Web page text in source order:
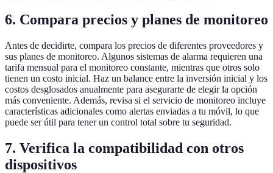
6. Compara precios y planes de monitoreo
Antes de decidirte, compara los precios de diferentes proveedores y
sus planes de monitoreo. Algunos sistemas de alarma requieren una
tarifa mensual para el monitoreo constante, mientras que otros solo
tienen un costo inicial. Haz un balance entre la inversión inicial y los
costos desglosados anualmente para asegurarte de elegir la opción
más conveniente. Además, revisa si el servicio de monitoreo incluye
características adicionales como alertas enviadas a tu móvil, lo que
puede ser útil para tener un control total sobre tu seguridad.
7. Verifica la compatibilidad con otros
dispositivos